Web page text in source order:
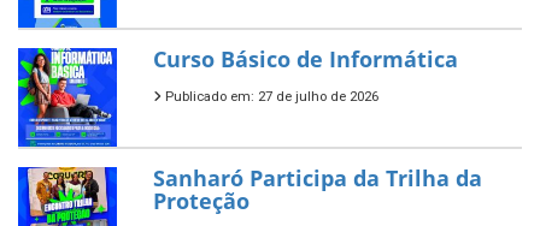
Curso Básico de Informática
Publicado em: 27 de julho de 2026
Sanharó Participa da Trilha da
Proteção